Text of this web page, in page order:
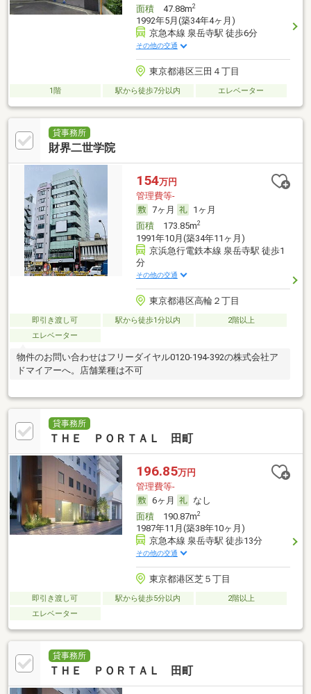
面積47.88m2
1992年5月(築34年4ヶ月)
京急本線 泉岳寺駅 徒歩6分
その他の交通
東京都港区三田４丁目
1階 駅から徒歩7分以内 エレベーター
貸事務所
財界二世学院
154万円
管理費等-
7ヶ月
1ヶ月
面積173.85m2
1991年10月(築34年11ヶ月)
京浜急行電鉄本線 泉岳寺駅 徒歩1
分
その他の交通
東京都港区高輪２丁目
即引き渡し可 駅から徒歩1分以内
2階以上
エレベーター
物件のお問い合わせはフリーダイヤル0120-194-392の株式会社ア
ドマイアーへ。店舗業種は不可
貸事務所
ＴＨＥ ＰＯＲＴＡＬ 田町
196.85万円
管理費等-
6ヶ月
なし
面積190.87m2
1987年11月(築38年10ヶ月)
京急本線 泉岳寺駅 徒歩13分
その他の交通
東京都港区芝５丁目
即引き渡し可 駅から徒歩5分以内
2階以上
エレベーター
貸事務所
ＴＨＥ ＰＯＲＴＡＬ 田町